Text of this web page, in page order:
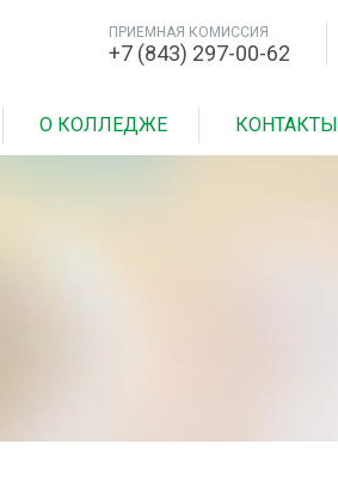
ПРИЕМНАЯ КОМИССИЯ
+7 (843) 297-00-62
О КОЛЛЕДЖЕ КОНТАКТЫ